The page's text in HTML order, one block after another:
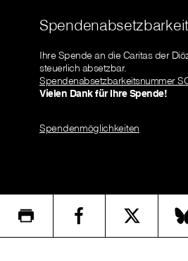
Spendenabsetzbarkeit
Ihre Spende an die Caritas der
steuerlich absetzbar.
Spendenabsetzbarkeitsnummer
Vielen Dank für Ihre Spende!
Spendenmöglichkeiten